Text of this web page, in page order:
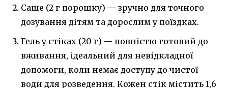
Саше (2 г порошку) — зручно для точного
дозування дітям та дорослим у поїздках.
Гель у стіках (20 г) — повністю готовий до
вживання, ідеальний для невідкладної
допомоги, коли немає доступу до чистої
води для розведення. Кожен стік містить 1,6